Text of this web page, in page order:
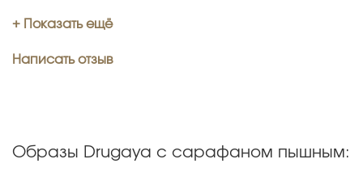
+ Показать ещё
Написать отзыв
Образы Drugaya с сарафаном пышным: